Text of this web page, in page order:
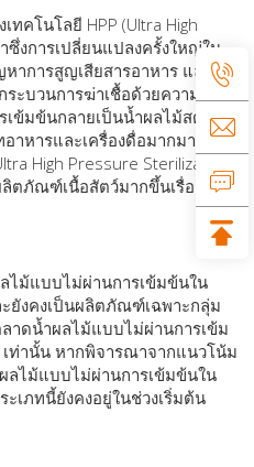
ทคโนโลยี HPP (Ultra High
ซึ่งการเปลี่ยนแปลงครั้งใหญ่ใน
าการสูญเสียสารอาหาร และ
ะบวนการฆ่าเชื้อด้วยความร้อน
เข้มข้นกลายเป็นน้ำผลไม้สดที่แท้
าหารและเครื่องดื่อมากมายต่าง
High Pressure Sterilization)
ตภัณฑ์เนื้อสัตว์มากขึ้นเรื่อยๆ
ไม้แบบไม่ผ่านการเข้มข้นใน
ยังคงเป็นผลิตภัณฑ์เฉพาะกลุ่ม
าดน้ำผลไม้แบบไม่ผ่านการเข้ม
ท่านั้น หากพิจารณาจากแนวโน้ม
ไม้แบบไม่ผ่านการเข้มข้นใน
เภทนี้ยังคงอยู่ในช่วงเริ่มต้น